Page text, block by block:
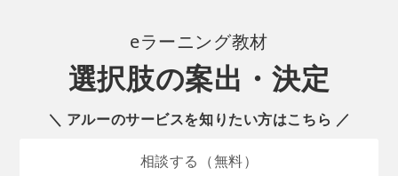
eラーニング教材
選択肢の案出・決定
＼ アルーのサービスを知りたい方はこちら ／
相談する（無料）